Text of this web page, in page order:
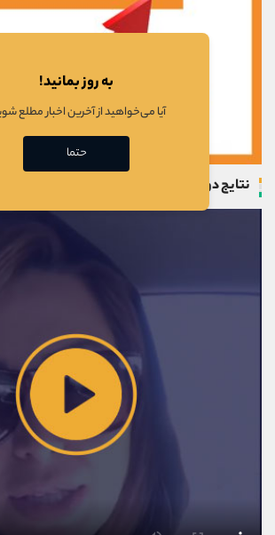
نتایج دوره
به روز بمانید!
آیا می‌خواهید از آخرین اخبار مطلع
حتما